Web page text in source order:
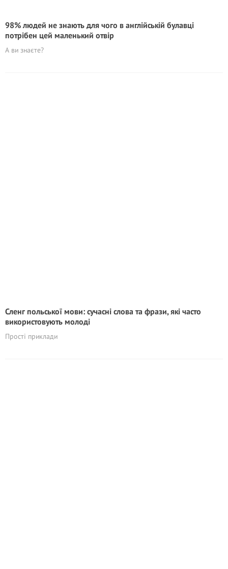
98% людей не знають для чого в англійській булавці
потрібен цей маленький отвір
А ви знаєте?
Сленг польської мови: сучасні слова та фрази, які часто
використовують молоді
Прості приклади